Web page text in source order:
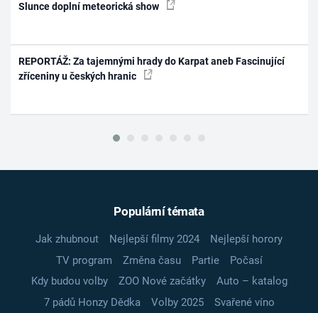
Slunce doplní meteorická show
REPORTÁŽ: Za tajemnými hrady do Karpat aneb Fascinující
zříceniny u českých hranic
Populární témata
Jak zhubnout Nejlepší filmy 2024
Nejlepší horory
TV program
Změna času Partie
Počasí
Kdy budou volby
ZOO Nové začátky
Auto – katalog
7 pádů Honzy Dědka
Volby 2025
Svařené víno